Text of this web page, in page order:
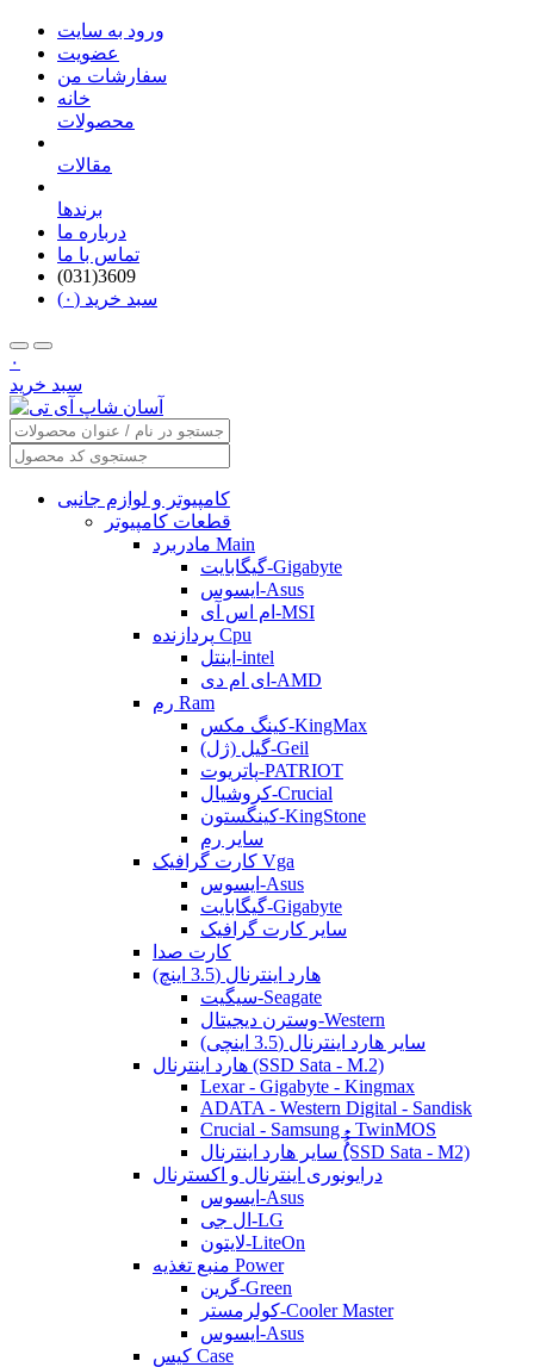
ورود به سایت
عضویت
سفارشات من
خانه
محصولات
مقالات
برندها
درباره ما
تماس با ما
(031)3609
سبد خرید (۰)
۰
سبد خرید
کامپیوتر و لوازم جانبی
قطعات کامپیوتر
مادربرد Main
گیگابایت-Gigabyte
ایسوس-Asus
ام اس آی-MSI
پردازنده Cpu
اینتل-intel
ای ام دی-AMD
رم Ram
کینگ مکس-KingMax
گیل (ژل)-Geil
پاتریوت-PATRIOT
کروشیال-Crucial
کینگستون-KingStone
سایر رم
کارت گرافیک Vga
ایسوس-Asus
گیگابایت-Gigabyte
سایر کارت گرافیک
کارت صدا
هارد اینترنال (3.5 اینچ)
سیگیت-Seagate
وسترن دیجیتال-Western
سایر هارد اینترنال (3.5 اینچی)
هارد اینترنال (SSD Sata - M.2)
Lexar - Gigabyte - Kingmax
ADATA - Western Digital - Sandisk
Crucial - Samsung - TwinMOS
سایر هارد اینترنال (ُُُِSSD Sata - M2)
درایونوری اینترنال و اکسترنال
ایسوس-Asus
ال جی-LG
لایتون-LiteOn
منبع تغذیه Power
گرین-Green
کولرمستر-Cooler Master
ایسوس-Asus
کیس Case